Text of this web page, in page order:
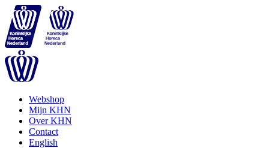
Webshop
Mijn KHN
Over KHN
Contact
English